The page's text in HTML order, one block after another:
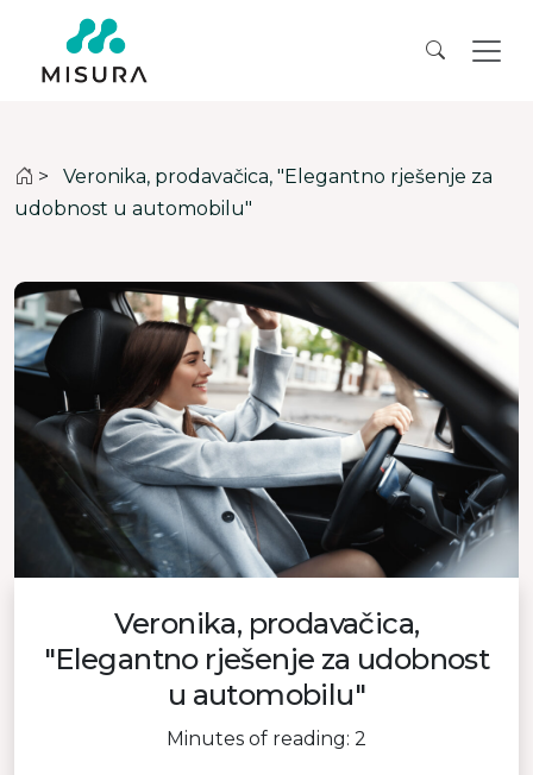
>
Veronika, prodavačica, "Elegantno rješenje za
udobnost u automobilu"
Veronika, prodavačica,
"Elegantno rješenje za udobnost
u automobilu"
Minutes of reading: 2